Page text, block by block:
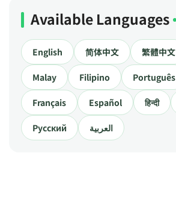
Available Languages
English 简体中文 繁體中文
Malay Filipino Português
Français Español हिन्दी
Русский العربية